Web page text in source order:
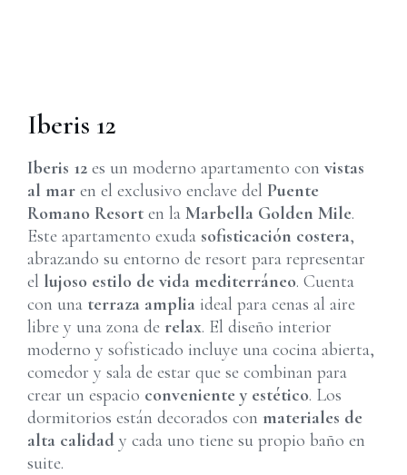
Iberis 12
Iberis 12 es un moderno apartamento con vistas
al mar en el exclusivo enclave del Puente
Romano Resort en la Marbella Golden Mile.
Este apartamento exuda sofisticación costera,
abrazando su entorno de resort para representar
el lujoso estilo de vida mediterráneo. Cuenta
con una terraza amplia ideal para cenas al aire
libre y una zona de relax. El diseño interior
moderno y sofisticado incluye una cocina abierta,
comedor y sala de estar que se combinan para
crear un espacio conveniente y estético. Los
dormitorios están decorados con materiales de
alta calidad y cada uno tiene su propio baño en
suite.